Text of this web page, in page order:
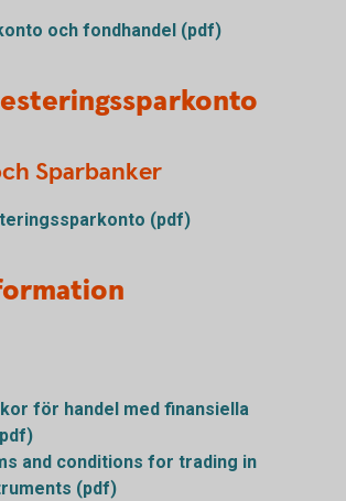
och fondhandel (pdf)
Sparbanker
(pdf)
för handel med finansiella
and conditions for trading in
(pdf)